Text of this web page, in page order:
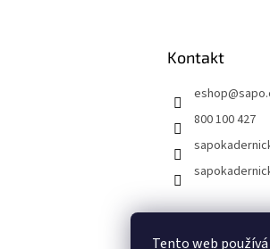
Tento web
Kontakt
eshop@
800 100 427